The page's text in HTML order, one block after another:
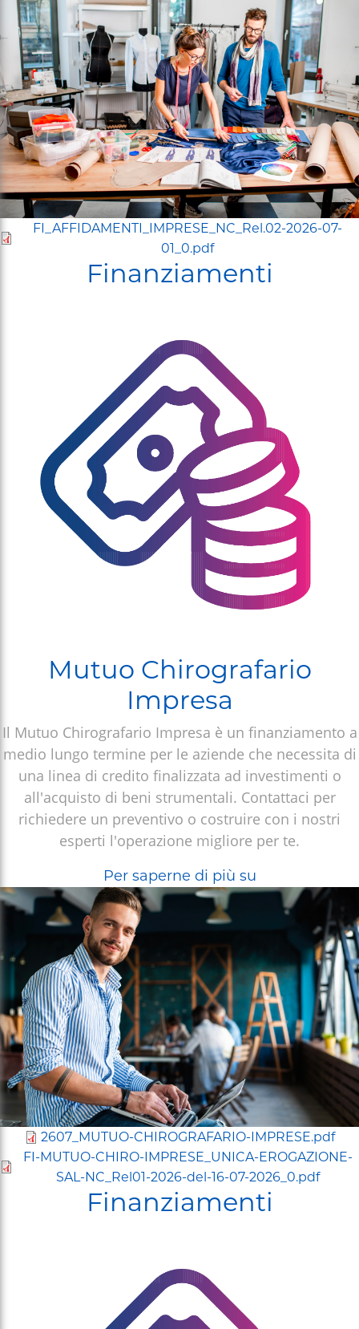
conto
corrente
FI_AFFIDAMENTI_IMPRESE_NC_Rel.02-2026-07-
01_0.pdf
Finanziamenti
Mutuo Chirografario
Impresa
Il Mutuo Chirografario Impresa è un finanziamento a
medio lungo termine per le aziende che necessita di
una linea di credito finalizzata ad investimenti o
all'acquisto di beni strumentali. Contattaci per
richiedere un preventivo o costruire con i nostri
esperti l'operazione migliore per te.
Per saperne di più su
Chirografario
Impresa
2607_MUTUO-CHIROGRAFARIO-IMPRESE.pdf
FI-MUTUO-CHIRO-IMPRESE_UNICA-EROGAZIONE-
SAL-NC_Rel01-2026-del-16-07-2026_0.pdf
Finanziamenti